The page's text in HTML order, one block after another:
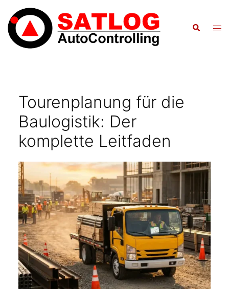
Inhalt
springen
Suche
Tourenplanung für die
Baulogistik: Der
komplette Leitfaden